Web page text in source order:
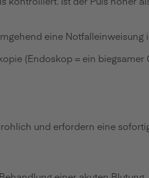
eine Notfalleinweisung
(Endoskop = ein
und erfordern eine